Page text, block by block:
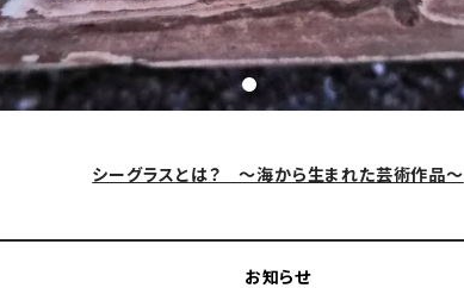
シーグラスとは？ ～海から生まれた芸術作品～
お知らせ